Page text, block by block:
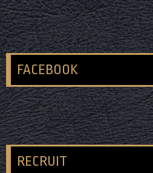
FACEBOOK
RECRUIT